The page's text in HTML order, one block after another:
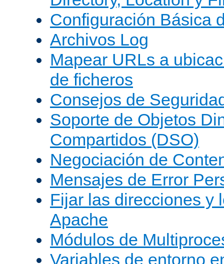
Configuración Básica
Archivos Log
Mapear URLs a
de ficheros
Consejos de
Soporte de Objetos
Compartidos (DSO)
Negociación de
Mensajes de Error
Fijar las direcciones y
Apache
Módulos de
Variables de entorno